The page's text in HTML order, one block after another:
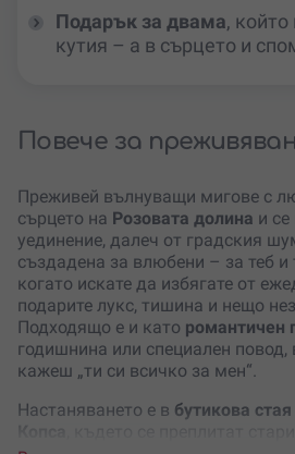
Подарък за двама, който
кутия – а в сърцето и
Повече за
Преживей вълнуващи мигове с
сърцето на Розовата долина и
уединение, далеч от градския
създадена за влюбени – за теб и
когато искате да избягате от
подарите лукс, тишина и нещо
Подходящо е и като романтичен
годишнина или специален
кажеш „ти си всичко за мен“.
Настаняването е в бутикова